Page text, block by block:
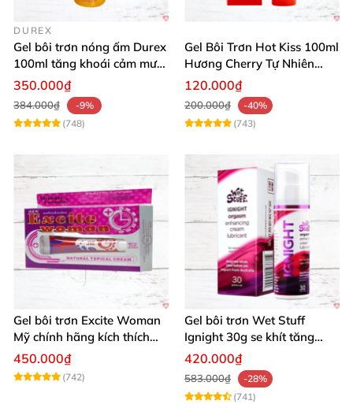
DUREX
Gel bôi trơn nóng ấm Durex
100ml tăng khoái cảm mượt
mà
350.000₫
384.000₫
-9%
(748)
Gel Bôi Trơn Hot Kiss 100ml
Hương Cherry Tự Nhiên
Mượt Mà
120.000₫
200.000₫
-40%
(743)
Gel bôi trơn Excite Woman
Mỹ chính hãng kích thích
khoái cảm nữ
450.000₫
(742)
Gel bôi trơn Wet Stuff
Ignight 30g se khít tăng
khoái cảm nữ hiệu quả
420.000₫
583.000₫
-28%
(741)